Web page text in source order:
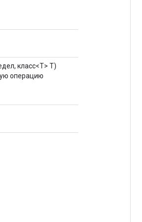
класс<T> T)
операцию